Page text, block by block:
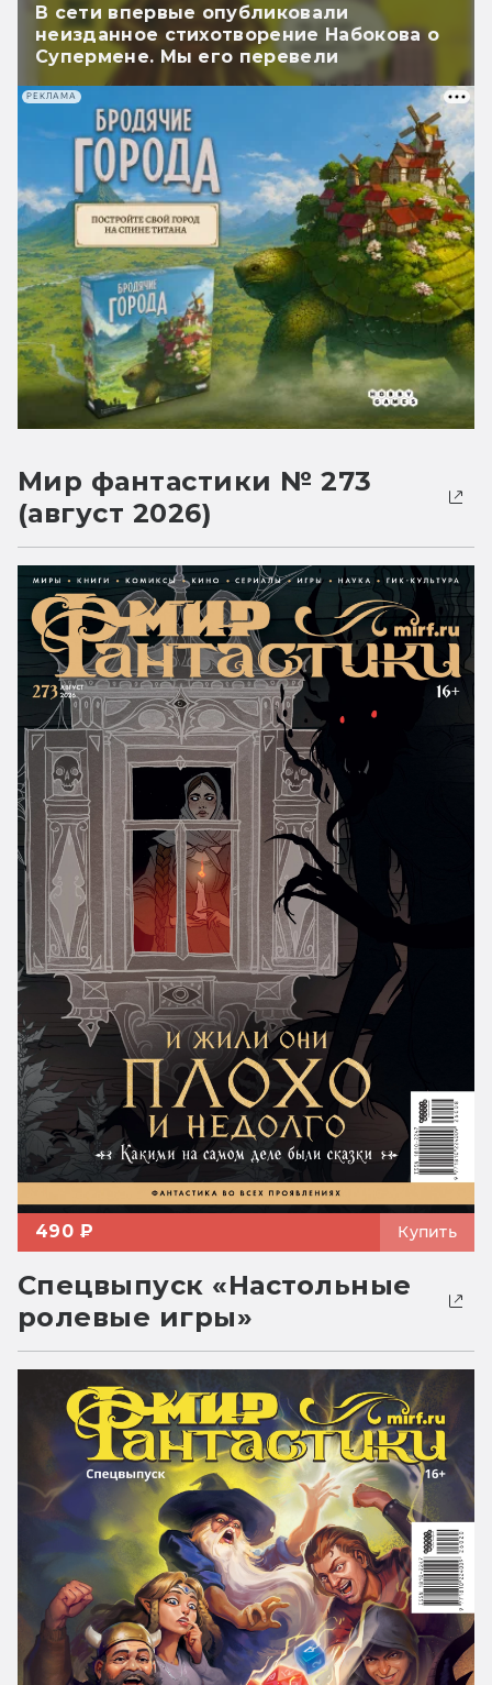
В сети впервые опубликовали
неизданное стихотворение Набокова о
Супермене. Мы его перевели
РЕКЛАМА
Мир фантастики № 273
(август 2026)
490 ₽ Купить
Спецвыпуск «Настольные
ролевые игры»